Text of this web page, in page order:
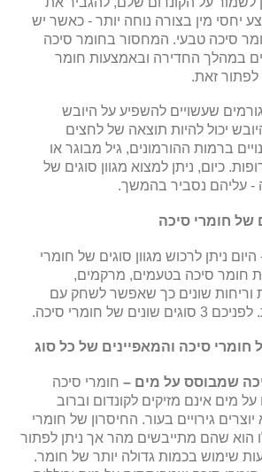
יחסי מין בצורה נוחה יותר - כאשר יש
סיכה טבעי. המחסור בחומר סיכה
במהלך החדירה ובאמצעות חומר
לפתור זאת.
שעשויים להשפיע על היובש
יכול להיות תוצאה של לחצים
ברמות ההורמונים, גיל מבוגר או
כיום, ניתן למצוא מגוון סוגים של
- עליהם נסביר בהמשך.
של חומרי סיכה
היום ניתן לרכוש מגוון סוגים של חומרי
חומר סיכה בטעמים, מרקמים,
וריחות שונים כך שאפשר לשחק עם
של חומרי סיכה.
חומרי סיכה
מים אינם מזיקים לקונדום וברוב
גירויים בעור. החיסרון של חומרי
הוא שהם מתייבשים מהר אך ניתן לפתור
שימוש בכמות גדולה יותר של חומר.